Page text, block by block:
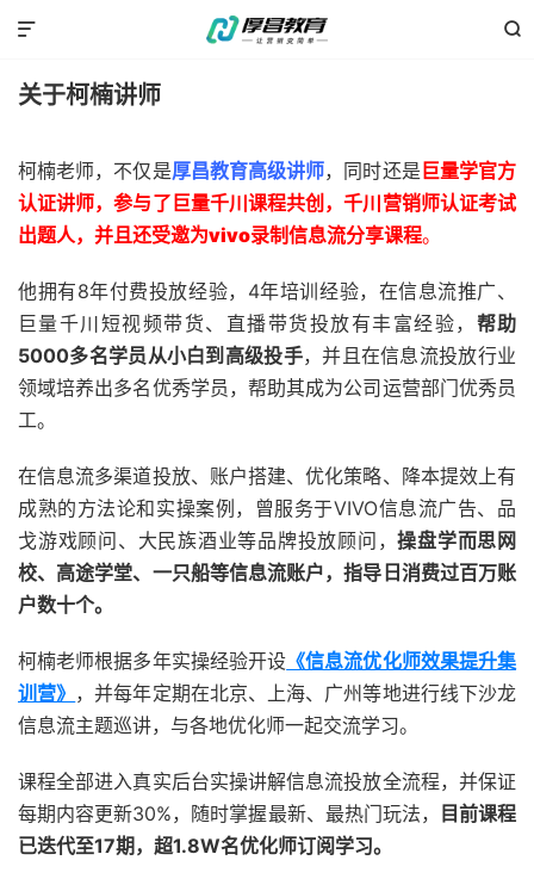


关于柯楠讲师
柯楠老师，不仅是厚昌教育高级讲师，同时还是 巨量学官方
认证讲师，参与了巨量千川课程共创，千川营销师认证考试
出题人，并且还受邀为vivo录制信息流分享课程。
他拥有8年付费投放经验，4年培训经验，在信息流推广、
巨量千川短视频带货、直播带货投放有丰富经验， 帮助
5000多名学员从小白到高级投手，并且在信息流投放行业
领域培养出多名优秀学员，帮助其成为公司运营部门优秀员
工。
在信息流多渠道投放、账户搭建、优化策略、降本提效上有
成熟的方法论和实操案例，曾服务于VIVO信息流广告、品
戈游戏顾问、大民族酒业等品牌投放顾问，操盘学而思网
校、高途学堂、一只船等信息流账户，指导日消费过百万账
户数十个。
柯楠老师根据多年实操经验开设 《信息流优化师效果提升集
训营》 ，并每年定期在北京、上海、广州等地进行线下沙龙
信息流主题巡讲，与各地优化师一起交流学习。
课程全部进入真实后台实操讲解信息流投放全流程，并保证
每期内容更新30%，随时掌握最新、最热门玩法，
目前课程
已迭代至17期，超1.8W名优化师订阅学习。